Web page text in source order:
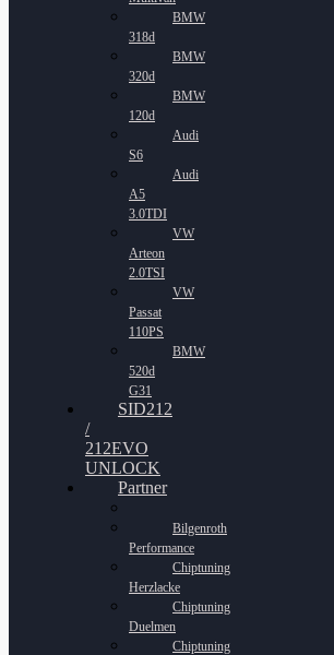
BMW
318d
BMW
320d
BMW
120d
Audi
S6
Audi
A5
3.0TDI
VW
Arteon
2.0TSI
VW
Passat
110PS
BMW
520d
G31
SID212
/
212EVO
UNLOCK
Partner
Bilgenroth
Performance
Chiptuning
Herzlacke
Chiptuning
Duelmen
Chiptuning